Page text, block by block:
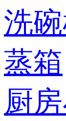
洗
蒸箱
厨